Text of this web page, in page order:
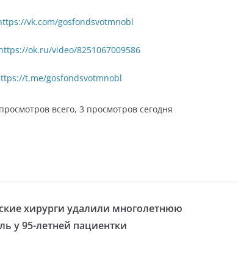
vk.com/gosfondsvotmnobl
ok.ru/video/8251067009586
t.me/gosfondsvotmnobl
всего, 3 просмотров сегодня
хирурги удалили многолетнюю
у 95-летней пациентки